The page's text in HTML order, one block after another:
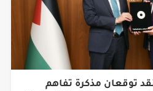
توقعان مذكرة تفاهم